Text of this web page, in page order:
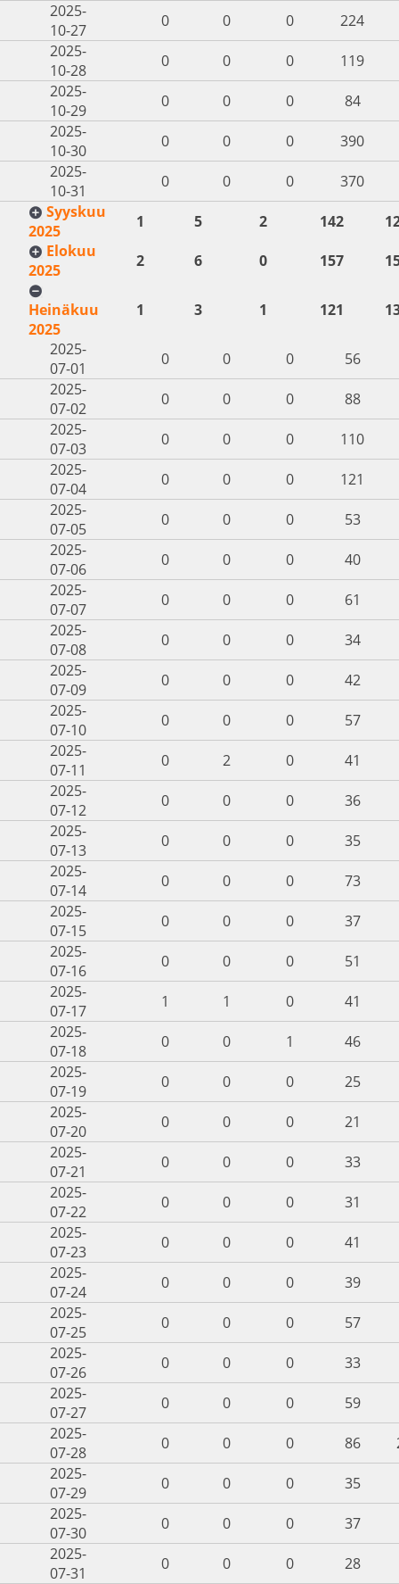
2025-
10-27
0 0 0
224
2025-
10-28
0 0 0
119
2025-
10-29
0 0 0
84
2025-
10-30
0 0 0
390
2025-
10-31
0 0 0
370
Syyskuu
2025
1 5 2 142
Elokuu
2025
2 6 0 157
Heinäkuu
2025
1 3 1 121
2025-
07-01
0 0 0
56
2025-
07-02
0 0 0
88
2025-
07-03
0 0 0
110
2025-
07-04
0 0 0
121
2025-
07-05
0 0 0
53
2025-
07-06
0 0 0
40
2025-
07-07
0 0 0
61
2025-
07-08
0 0 0
34
2025-
07-09
0 0 0
42
2025-
07-10
0 0 0
57
2025-
07-11
0 2 0
41
2025-
07-12
0 0 0
36
2025-
07-13
0 0 0
35
2025-
07-14
0 0 0
73
2025-
07-15
0 0 0
37
2025-
07-16
0 0 0
51
2025-
07-17
1 1 0
41
2025-
07-18
0 0 1
46
2025-
07-19
0 0 0
25
2025-
07-20
0 0 0
21
2025-
07-21
0 0 0
33
2025-
07-22
0 0 0
31
2025-
07-23
0 0 0
41
2025-
07-24
0 0 0
39
2025-
07-25
0 0 0
57
2025-
07-26
0 0 0
33
2025-
07-27
0 0 0
59
2025-
07-28
0 0 0 86
2025-
07-29
0 0 0
35
2025-
07-30
0 0 0
37
2025-
07-31
0 0 0 28